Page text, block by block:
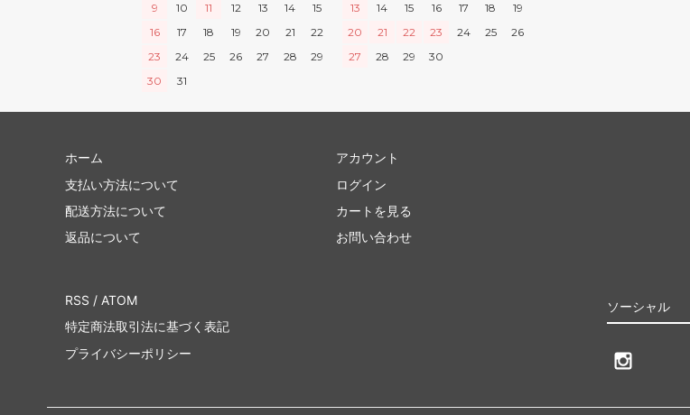
9
10 11 12 13 14
15
16
17 18 19 20 21
22
23
24 25 26 27 28
29
30
31
13
14 15 16 17 18
19
20
21 22 23 24 25
26
27
28 29 30
ホーム
支払い方法について
配送方法について
返品について
アカウント
ログイン
カートを見る
お問い合わせ
ソーシャル
RSS / ATOM
特定商法取引法に基づく表記
プライバシーポリシー